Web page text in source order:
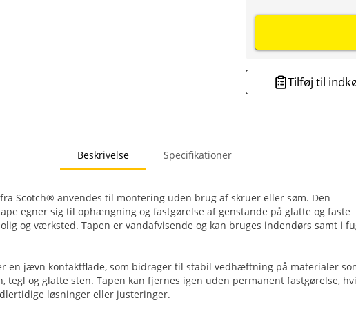
Tilføj til
Beskrivelse Specifikationer
Scotch® anvendes til montering uden brug af skruer eller søm. Den
egner sig til ophængning og fastgørelse af genstande på glatte og faste
og værksted. Tapen er vandafvisende og kan bruges indendørs samt i
en jævn kontaktflade, som bidrager til stabil vedhæftning på materialer
tegl og glatte sten. Tapen kan fjernes igen uden permanent fastgørelse,
løsninger eller justeringer.